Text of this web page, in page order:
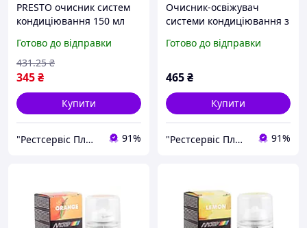
PRESTO очисник систем
кондиціювання 150 мл
Готово до відправки
345₴
431.25 ₴
Купити
"Рестсервіс Плюс" – спеції, горіхи, сухофрукти, олії, чай та багато іншого 91%
Очисник-освіжувач
системи кондиціювання з
150 мл
Готово до відправки
465₴
Купити
"Рестсервіс Плюс" – спеції, горіхи, сухофрукти, олії, чай та багато іншого 91%